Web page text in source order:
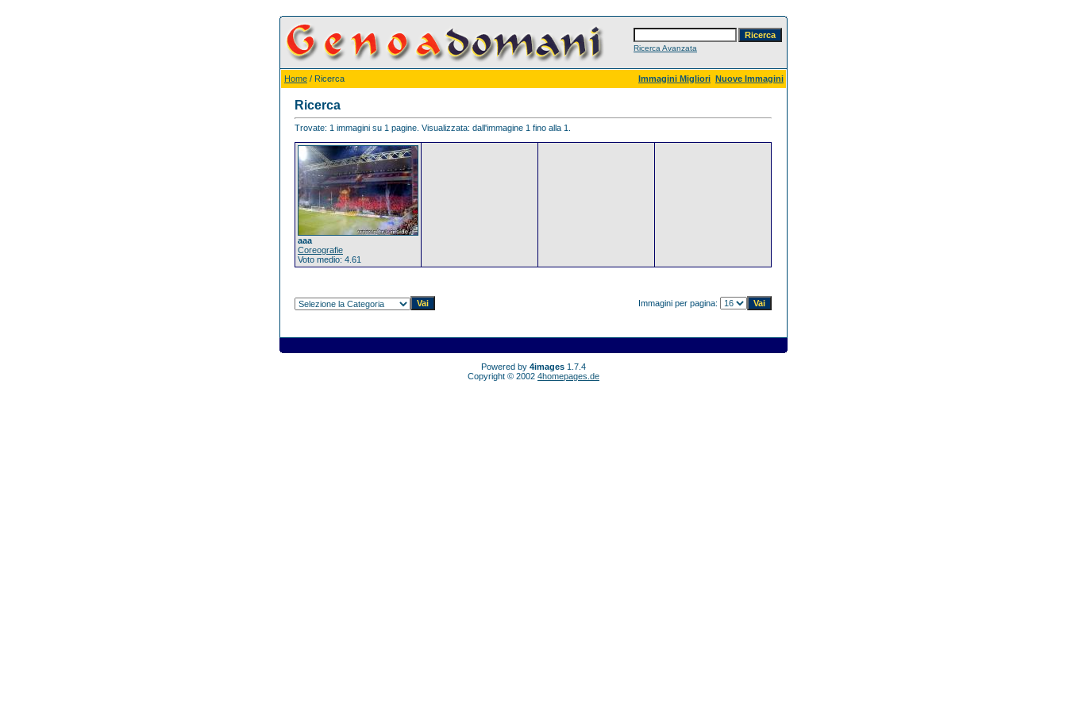
Ricerca Avanzata
Home / Ricerca Immagini Migliori Nuove Immagini
Ricerca
Trovate: 1 immagini su 1 pagine. Visualizzata: dall'immagine 1 fino alla 1.
aaa
Coreografie
Voto medio: 4.61
Immagini per pagina:
Powered by 4images 1.7.4
Copyright © 2002 4homepages.de